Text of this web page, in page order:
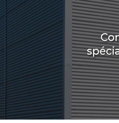
principal